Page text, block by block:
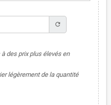
refresh
des prix plus élevés en
légèrement de la quantité